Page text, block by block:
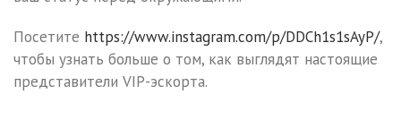
Посетите https://www.instagram.com/p/DDCh1s1sAyP/,
чтобы узнать больше о том, как выглядят настоящие
представители VIP-эскорта.